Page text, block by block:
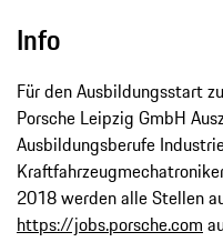
Info
Für den Ausbildungsstart
Porsche Leipzig GmbH
Ausbildungsberufe
2018 werden alle Stellen
https://jobs.porsche.com